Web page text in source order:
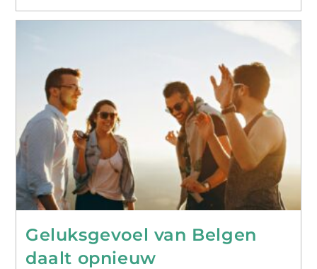
Geluksgevoel van Belgen
daalt opnieuw